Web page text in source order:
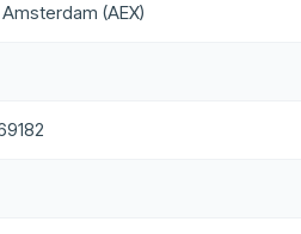
(AEX)